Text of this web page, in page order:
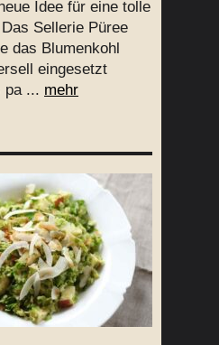
Idee für eine tolle
Sellerie Püree
das Blumenkohl
eingesetzt
pa ... mehr